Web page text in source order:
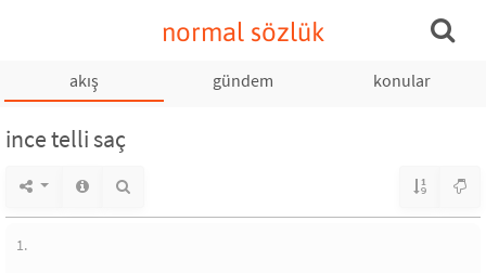
normal sözlük
akış gündem konular
ince telli saç
1.